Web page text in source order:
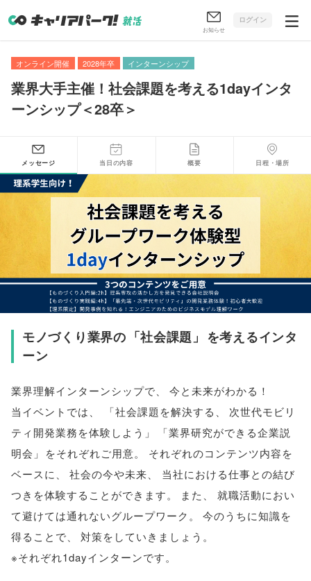
お知らせ
ログイン
オンライン開催 2028年卒 インターンシップ
業界大手主催！社会課題を考える1dayインタ
ーンシップ＜28卒＞
メッセージ 当日の内容 概要 日程・場所
モノづくり業界の 「社会課題」 を考えるインタ
ーン
業界理解インターンシップで
今と未来がわかる！
当イベントでは
「社会課題を解決する
次世代モビリ
ティ開発業務を体験しよう 」 「業界研究ができる企業説
明会 」 をそれぞれご用意。
それぞれのコンテンツ内容を
ベースに
社会の今や未来
当社における仕事との結び
つきを体験することができます。 また
就職活動におい
て避けては通れないグループワーク 。
今のうちに知識を
得ることで
対策をしていきましょう 。
※それぞれ1dayインターンです。